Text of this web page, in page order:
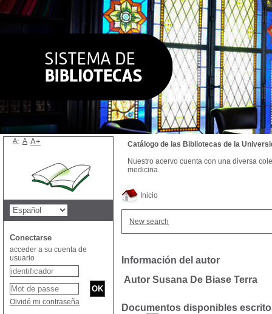
Inicio
New search
Información del autor
Autor Susana De Biase Terra
Documentos disponibles
Catálogo de las Bibliotecas de la
Nuestro acervo cuenta con una diversa
medicina.
A- A A+
Conectarse
acceder a su cuenta de
usuario
Olvidé mi contraseña